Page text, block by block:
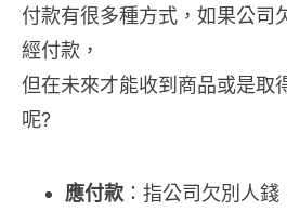
付款有很多種方式，如果公司
經付款，
但在未來才能收到商品或是取
呢?
應付款 ：指公司欠別人